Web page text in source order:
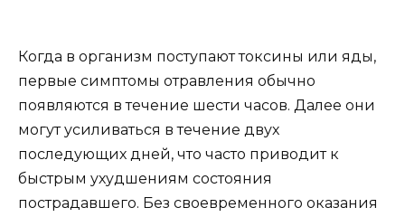
Когда в организм поступают токсины или яды,
первые симптомы отравления обычно
появляются в течение шести часов. Далее они
могут усиливаться в течение двух
последующих дней, что часто приводит к
быстрым ухудшениям состояния
пострадавшего. Без своевременного оказания